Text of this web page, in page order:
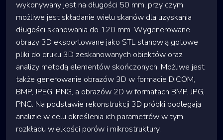
wykonywany jest na długości 50 mm, przy czym
możliwe jest składanie wielu skanów dla uzyskania
długości skanowania do 120 mm. Wygenerowane
obrazy 3D eksportowane jako STL stanowią gotowe
pliki do druku 3D zeskanowanych obiektów oraz
analizy metodą elementów skończonych. Możliwe jest
także generowanie obrazów 3D w formacie DICOM,
BMP, JPEG, PNG, a obrazów 2D w formatach BMP, JPG,
PNG. Na podstawie rekonstrukcji 3D próbki podlegają
analizie w celu określenia ich parametrów w tym
rozkładu wielkości porów i mikrostruktury.